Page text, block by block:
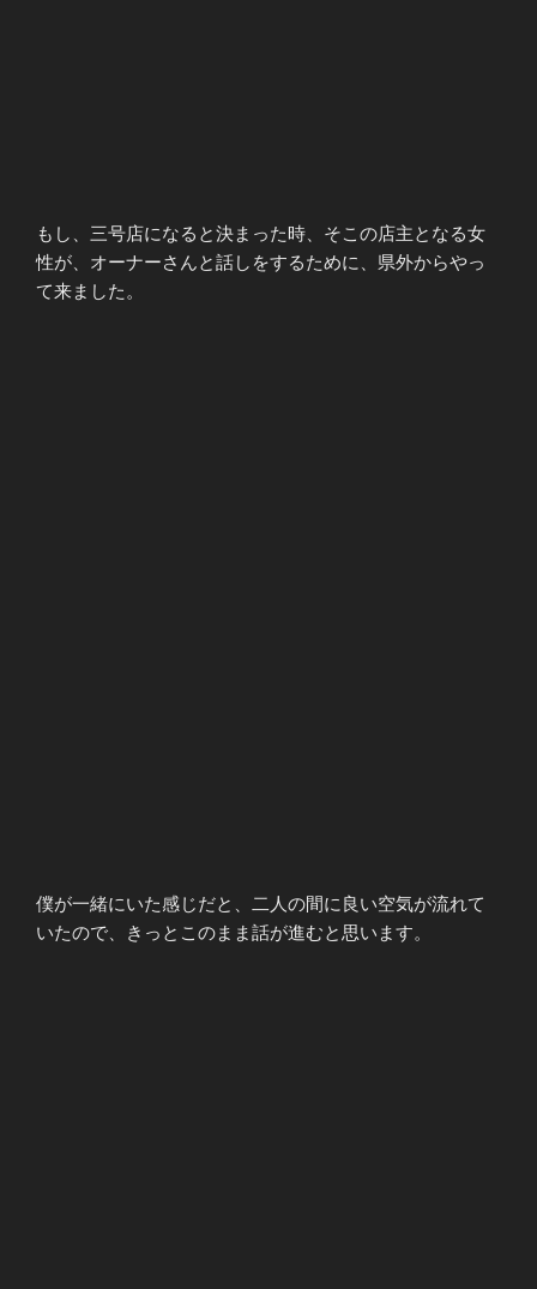
もし、三号店になると決まった時、そこの店主となる女
性が、オーナーさんと話しをするために、県外からやっ
て来ました。
僕が一緒にいた感じだと、二人の間に良い空気が流れて
いたので、きっとこのまま話が進むと思います。